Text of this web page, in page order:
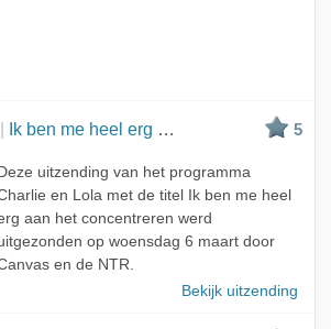
Ik ben me heel erg aan het concentreren 5
uitzending van het programma
en Lola met de titel Ik ben me heel
aan het concentreren werd
op woensdag 6 maart door
en de NTR.
Bekijk uitzending